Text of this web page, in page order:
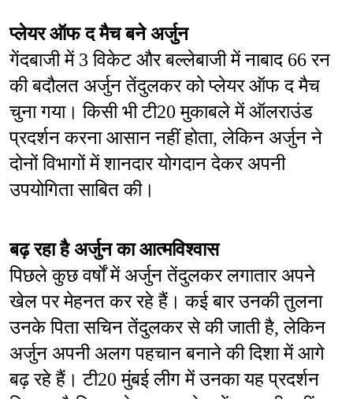
प्लेयर ऑफ द मैच बने अर्जुन
गेंदबाजी में 3 विकेट और बल्लेबाजी में नाबाद 66 रन
की बदौलत अर्जुन तेंदुलकर को प्लेयर ऑफ द मैच
चुना गया। किसी भी टी20 मुकाबले में ऑलराउंड
प्रदर्शन करना आसान नहीं होता, लेकिन अर्जुन ने
दोनों विभागों में शानदार योगदान देकर अपनी
उपयोगिता साबित की।
बढ़ रहा है अर्जुन का आत्मविश्वास
पिछले कुछ वर्षों में अर्जुन तेंदुलकर लगातार अपने
खेल पर मेहनत कर रहे हैं। कई बार उनकी तुलना
उनके पिता सचिन तेंदुलकर से की जाती है, लेकिन
अर्जुन अपनी अलग पहचान बनाने की दिशा में आगे
बढ़ रहे हैं। टी20 मुंबई लीग में उनका यह प्रदर्शन